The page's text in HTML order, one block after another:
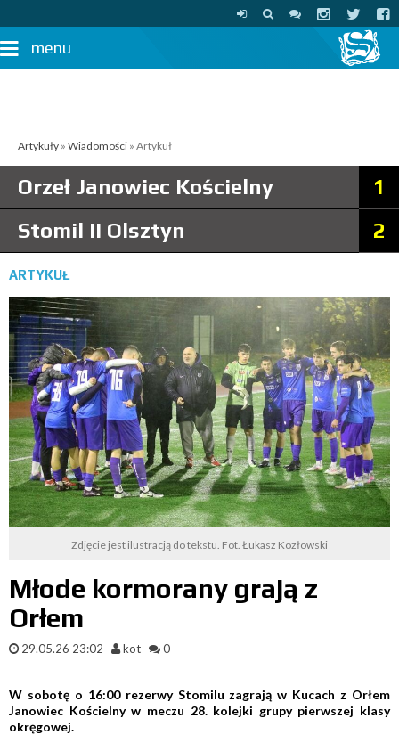
menu
Artykuły » Wiadomości » Artykuł
Orzeł Janowiec Kościelny
1
Stomil II Olsztyn
2
ARTYKUŁ
Zdjęcie jest ilustracją do tekstu. Fot. Łukasz Kozłowski
Młode kormorany grają z
Orłem
29.05.26 23:02 kot 0
W sobotę o 16:00 rezerwy Stomilu zagrają w Kucach z Orłem
Janowiec Kościelny w meczu 28. kolejki grupy pierwszej klasy
okręgowej.